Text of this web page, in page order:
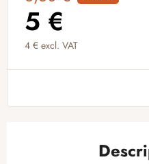
5 €
4 € excl. VAT
Measure price: